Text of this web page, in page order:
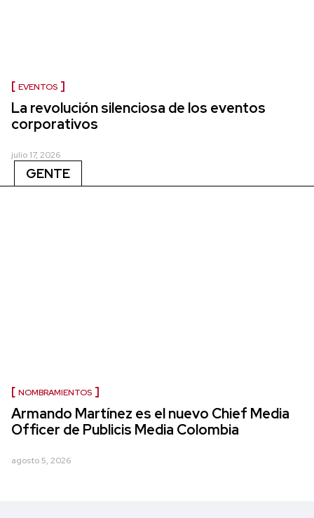
EVENTOS
La revolución silenciosa de los eventos
corporativos
julio 17, 2026
GENTE
NOMBRAMIENTOS
Armando Martínez es el nuevo Chief Media
Officer de Publicis Media Colombia
agosto 5, 2026